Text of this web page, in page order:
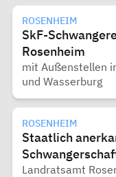
ROSENHEIM
SkF-
Rosenheim
mit Außenstellen
und Wasserburg
ROSENHEIM
Staatlich
Landratsamt